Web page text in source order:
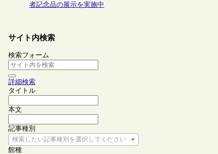
者記念品の展示を実施中
サイト内検索
検索フォーム
詳細検索
タイトル
本文
記事種別
検索したい記事種別を選択してください
館種